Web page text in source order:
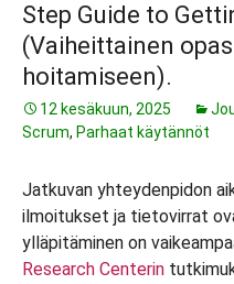
Step Guide to
(Vaiheittainen
hoitamiseen).
12 kesäkuun, 2025
Scrum, Parhaat käytännöt
Jatkuvan yhteydenpidon
ilmoitukset ja tietovirrat
ylläpitäminen on
Research Centerin